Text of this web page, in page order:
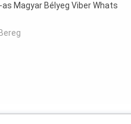
Magyar Bélyeg Viber Whats